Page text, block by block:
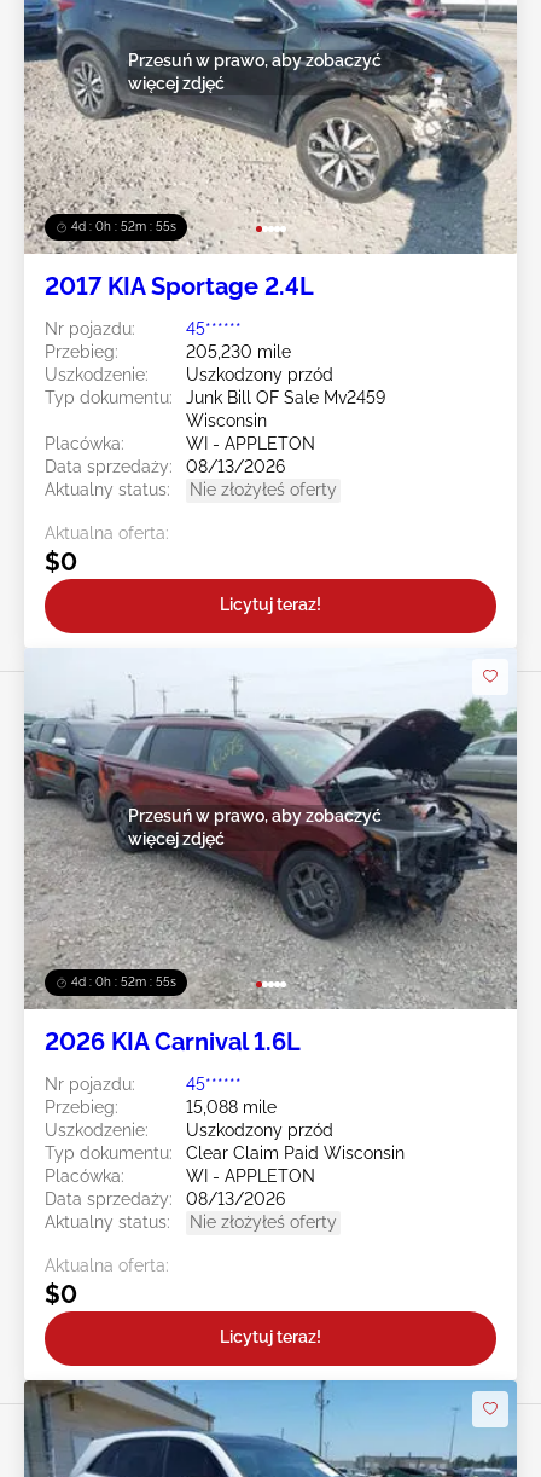
4d : 0h : 52m : 52s
Przesuń w prawo, aby zobaczyć
więcej zdjęć
2017 KIA Sportage 2.4L
Nr pojazdu:
45******
Przebieg:
205,230 mile
Uszkodzenie:
Uszkodzony przód
Typ dokumentu:
Junk Bill OF Sale Mv2459
Wisconsin
Placówka:
WI - APPLETON
Data sprzedaży:
08/13/2026
Aktualny status:
Nie złożyłeś oferty
Aktualna oferta:
$0
Licytuj teraz!
4d : 0h : 52m : 52s
Przesuń w prawo, aby zobaczyć
więcej zdjęć
2026 KIA Carnival 1.6L
Nr pojazdu:
45******
Przebieg:
15,088 mile
Uszkodzenie:
Uszkodzony przód
Typ dokumentu:
Clear Claim Paid Wisconsin
Placówka:
WI - APPLETON
Data sprzedaży:
08/13/2026
Aktualny status:
Nie złożyłeś oferty
Aktualna oferta:
$0
Licytuj teraz!